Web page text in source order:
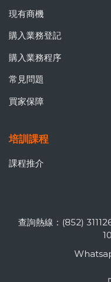
現有商機
購入業務登記
購入業務程序
常見問題
買家保障
培訓課程
課程推介
查詢熱線：(852)